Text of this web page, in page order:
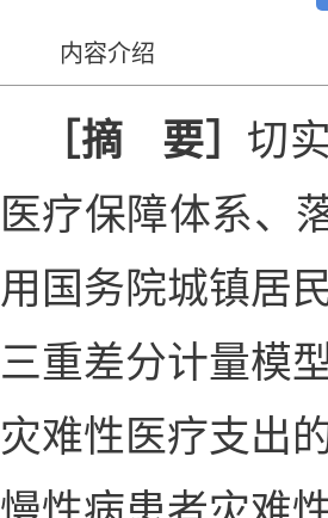
内容介绍
［摘 要］ 切
医疗保障体系、
用国务院城镇居
三重差分计量模
灾难性医疗支出